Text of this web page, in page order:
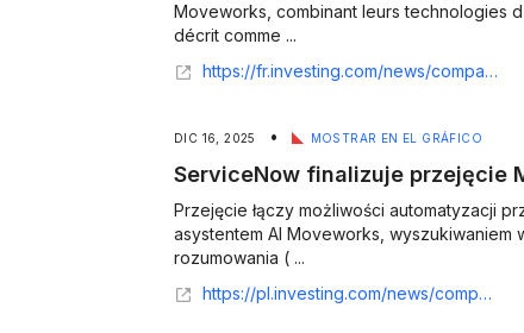
Moveworks, combinant leurs technologies
décrit comme ...
https://fr.investing.com/news/company-news/servicenow-finalise-lacquisition-de-moveworks-pour-ameliorer-sa-plateforme-dia-93CH-3188647
DIC 16, 2025 • MOSTRAR EN EL GRÁFICO
ServiceNow finalizuje przejęcie
Przejęcie łączy możliwości automatyzacji
asystentem AI Moveworks, wyszukiwaniem
rozumowania ( ...
https://pl.investing.com/news/company-news/servicenow-finalizuje-przejecie-moveworks-aby-wzmocnic-platforme-ai-93CH-1210373